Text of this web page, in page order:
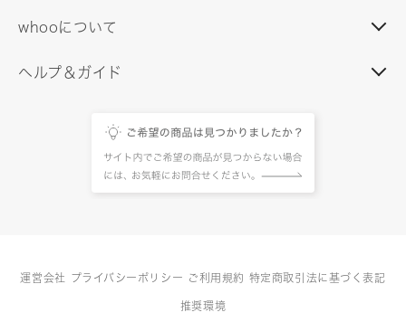
whooについて
ヘルプ＆ガイド
運営会社 プライバシーポリシー ご利用規約 特定商取引法に基づく表記
推奨環境